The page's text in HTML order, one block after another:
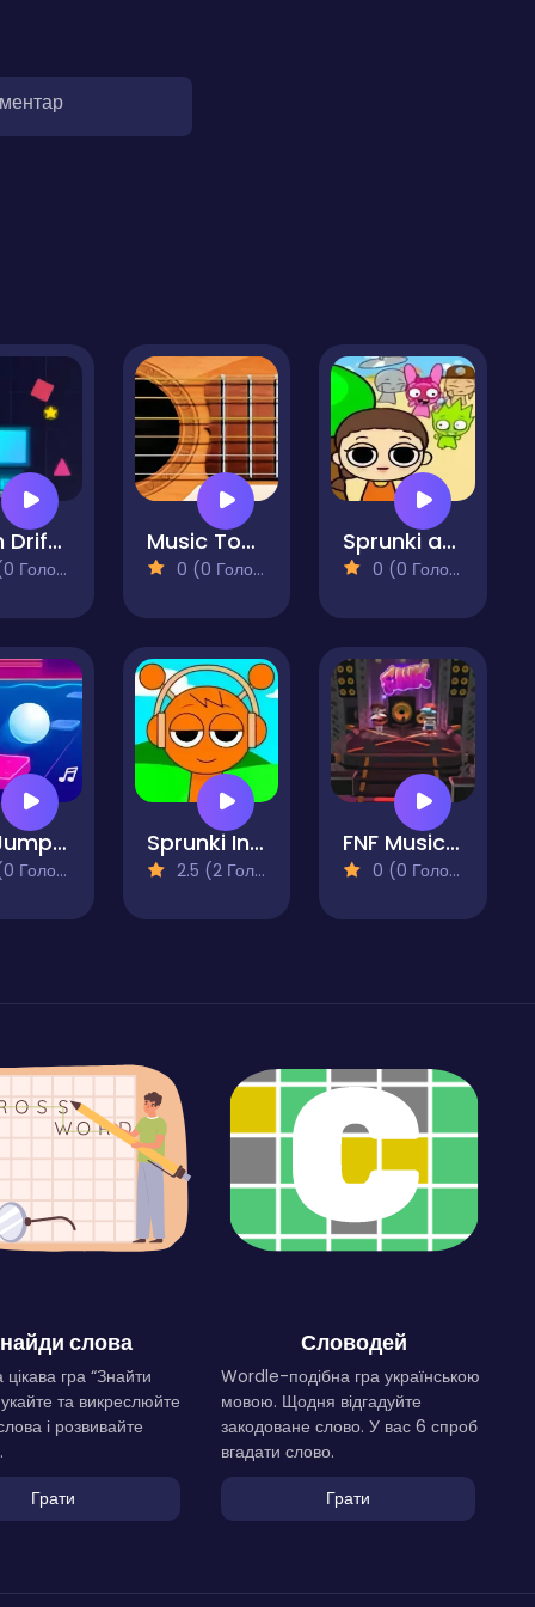
Neon Drift Runner Music Tools
0 (0 Голосів)
Sprunki and Squid Game Difference
0 (0 Голосів)
Tile Jumper 3D Sprunki Incredibox Horror
2.5 (2 Голосів)
FNF Music Battle 3D
0 (0 Голосів)
слова
гра “Знайти
та викреслюйте
і розвивайте
Грати
Словодей
Wordle-подібна гра українською
мовою. Щодня відгадуйте
закодоване слово. У вас 6 спроб
вгадати слово.
Грати